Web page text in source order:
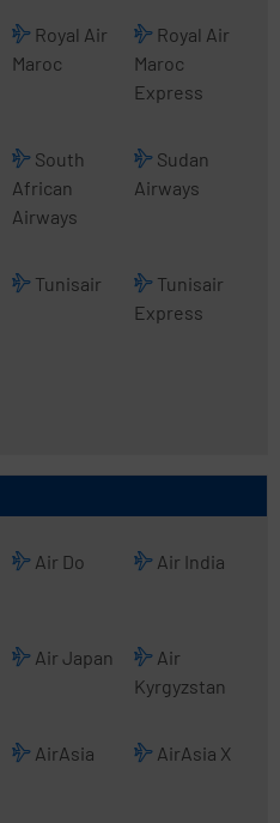
Royal Air
Maroc
Royal Air
Maroc
Express
South
African
Airways
Sudan
Airways
Tunisair
Tunisair
Express
Air Do Air India
Air Japan
Air
Kyrgyzstan
AirAsia AirAsia X